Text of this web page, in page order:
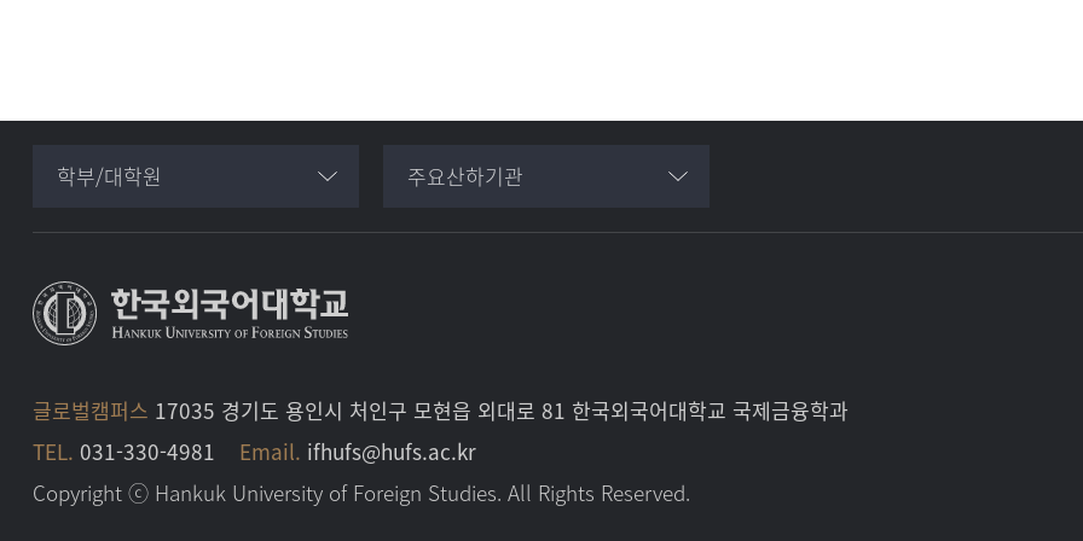
학부/대학원 주요산하기관
글로벌캠퍼스 17035 경기도 용인시 처인구 모현읍 외대로 81 한국외국어대학교 국제금융학과
TEL. 031-330-4981 Email. ifhufs@hufs.ac.kr
Copyright ⓒ Hankuk University of Foreign Studies. All Rights Reserved.